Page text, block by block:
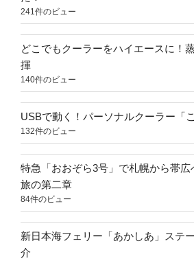
241件のビュー
どこでもクーラーをハイエースに！
揮
140件のビュー
USBで動く！パーソナルクーラー「
132件のビュー
特急「おおぞら3号」で札幌から帯広
旅の第二章
84件のビュー
新日本海フェリー「あかしあ」ステ
介